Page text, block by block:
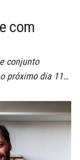
com
conjunto
próximo dia 11…